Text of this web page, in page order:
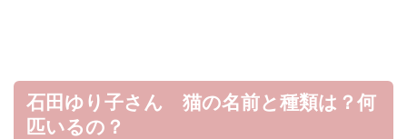
石田ゆり子さん 猫の名前と種類は？何
匹いるの？